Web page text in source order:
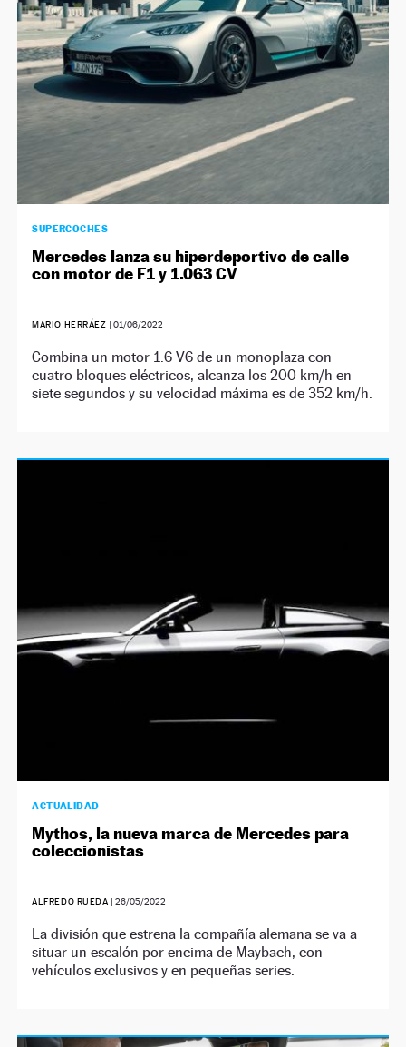
SUPERCOCHES
Mercedes lanza su hiperdeportivo de calle
con motor de F1 y 1.063 CV
MARIO HERRÁEZ |01/06/2022
Combina un motor 1.6 V6 de un monoplaza con
cuatro bloques eléctricos, alcanza los 200 km/h en
siete segundos y su velocidad máxima es de 352 km/h.
ACTUALIDAD
Mythos, la nueva marca de Mercedes para
coleccionistas
ALFREDO RUEDA |26/05/2022
La división que estrena la compañía alemana se va a
situar un escalón por encima de Maybach, con
vehículos exclusivos y en pequeñas series.